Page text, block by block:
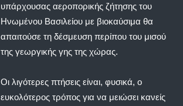
υπάρχουσας αεροπορικής ζήτησης του
Ηνωμένου Βασιλείου με βιοκαύσιμα θα
απαιτούσε τη δέσμευση περίπου του μισού
της γεωργικής γης της χώρας.
Οι λιγότερες πτήσεις είναι, φυσικά, ο
ευκολότερος τρόπος για να μειώσει κανείς